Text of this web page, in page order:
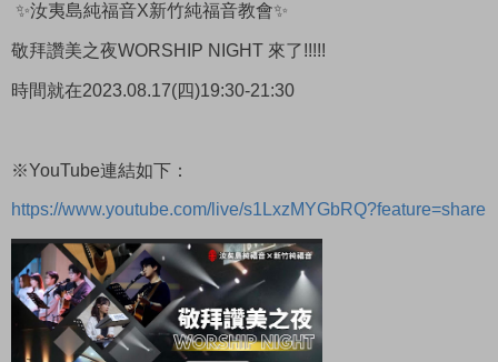
✨汝夷島純福音X新竹純福音教會✨
敬拜讚美之夜WORSHIP NIGHT 來了!!!!!
時間就在2023.08.17(四)19:30-21:30
※YouTube連結如下：
https://www.youtube.com/live/s1LxzMYGbRQ?feature=share